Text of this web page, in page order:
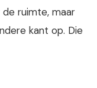
ruimte, maar
kant op. Die